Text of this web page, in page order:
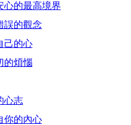
心的最高境界
誤的觀念
己的心
的煩惱
心志
你的內心